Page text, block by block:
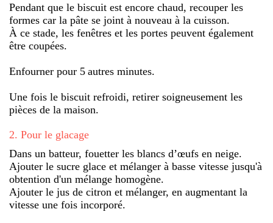
Pendant que le biscuit est encore chaud, recouper les
formes car la pâte se joint à nouveau à la cuisson.
À ce stade, les fenêtres et les portes peuvent également
être coupées.
Enfourner pour 5 autres minutes.
Une fois le biscuit refroidi, retirer soigneusement les
pièces de la maison.
2. Pour le glacage
Dans un batteur, fouetter les blancs d’œufs en neige.
Ajouter le sucre glace et mélanger à basse vitesse jusqu'à
obtention d'un mélange homogène.
Ajouter le jus de citron et mélanger, en augmentant la
vitesse une fois incorporé.